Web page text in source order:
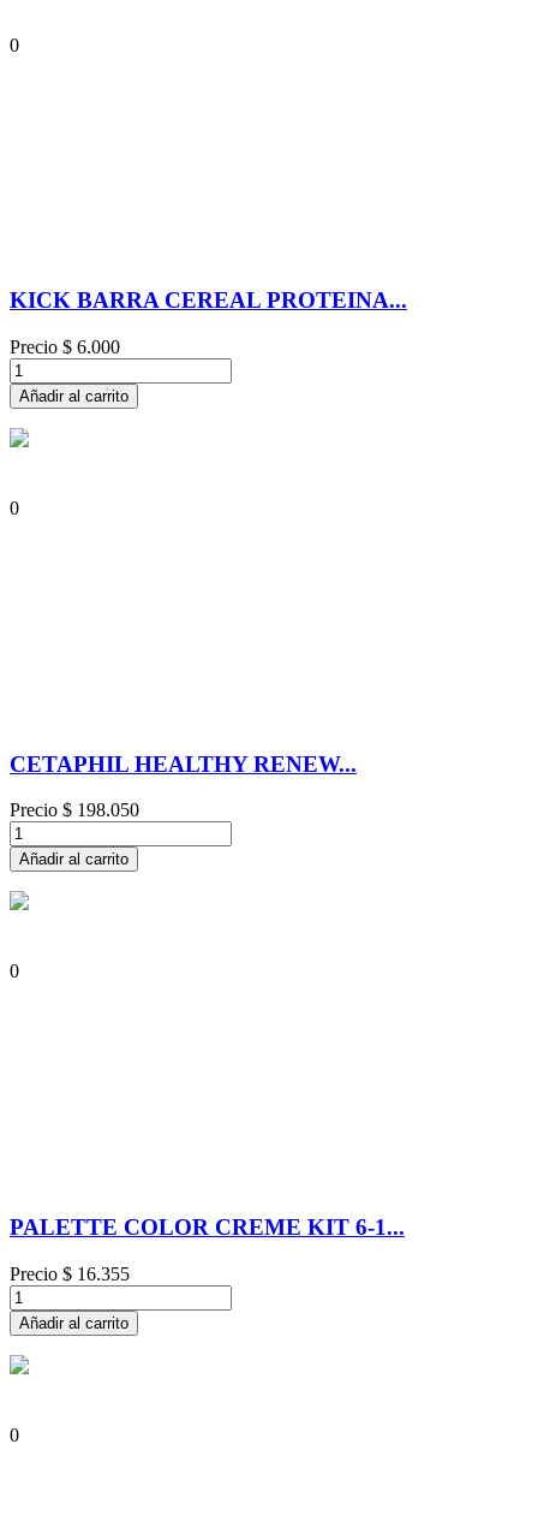
0
KICK BARRA CEREAL PROTEINA...
Precio $ 6.000
Añadir al carrito
0
CETAPHIL HEALTHY RENEW...
Precio $ 198.050
Añadir al carrito
0
PALETTE COLOR CREME KIT 6-1...
Precio $ 16.355
Añadir al carrito
0